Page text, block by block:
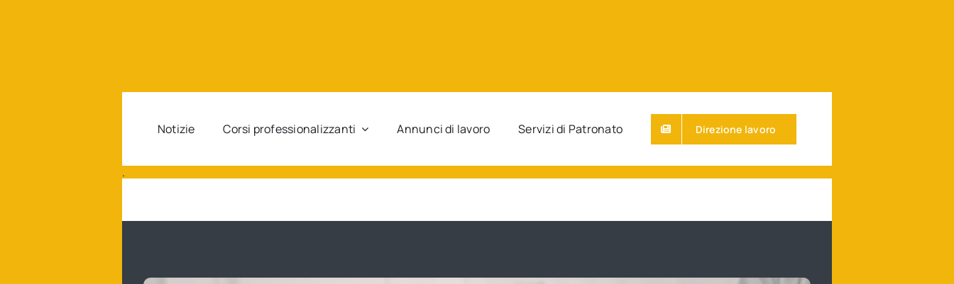
Notizie Corsi professionalizzanti Annunci di lavoro Servizi di Patronato Direzione lavoro
.